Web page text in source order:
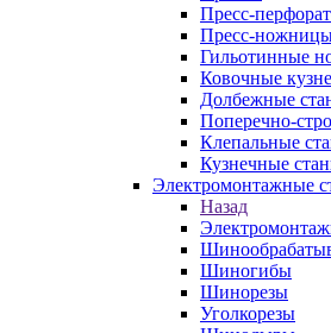
Пресс-
Пресс-
Гильотинные
Ковочные
Долбежные
Поперечно-
Клепальные
Кузнечные
Электромонтажные
Назад
Шиногибы
Шинорезы
Уголкорезы